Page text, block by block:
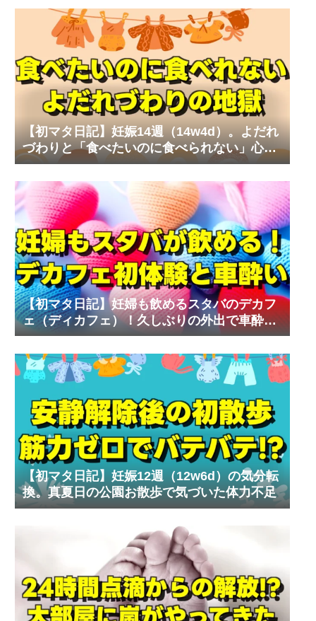
【初マタ日記】妊娠14週（14w4d）。よだれ
づわりと「食べたいのに食べられない」心の
叫び
【初マタ日記】妊婦も飲めるスタバのデカフ
ェ（ディカフェ）！久しぶりの外出で車酔い
の試練
【初マタ日記】妊娠12週（12w6d）の気分転
換。真夏日の公園お散歩で気づいた体力不足